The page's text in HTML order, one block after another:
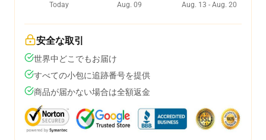
Today
Aug. 09
Aug. 13 - Aug. 20
安全な取引
世界中どこでもお届け
すべての小包に追跡番号を提供
商品が届かない場合は全額返金